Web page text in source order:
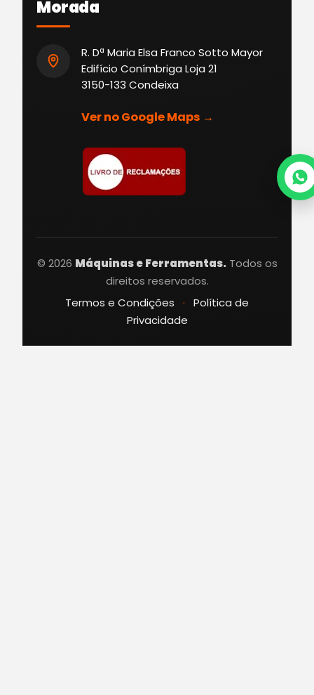
Morada
R. Dª Maria Elsa Franco Sotto Mayor
Edifício Conímbriga Loja 21
3150-133 Condeixa
Ver no Google Maps →
© 2026 Máquinas e Ferramentas.Todos os
direitos reservados.
Termos e Condições
·
Política de
Privacidade